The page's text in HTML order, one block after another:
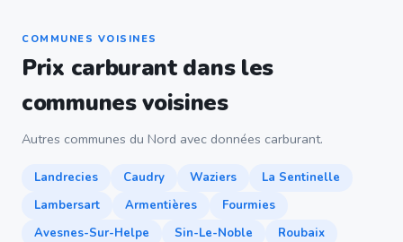
COMMUNES VOISINES
Prix carburant dans les
communes voisines
Autres communes du Nord avec données carburant.
Landrecies Caudry Waziers
La Sentinelle
Lambersart
Armentières
Fourmies
Avesnes-Sur-Helpe
Sin-Le-Noble
Roubaix